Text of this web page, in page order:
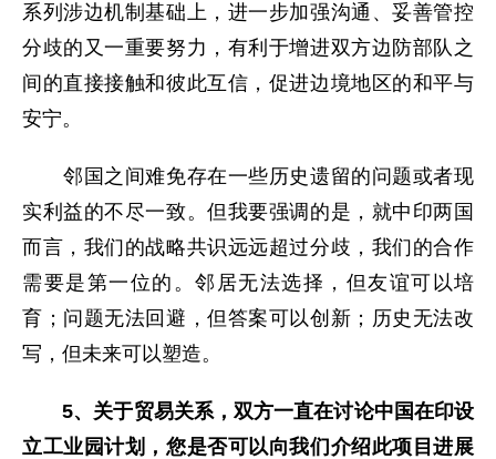
系列涉边机制基础上，进一步加强沟通、妥善管控
分歧的又一重要努力，有利于增进双方边防部队之
间的直接接触和彼此互信，促进边境地区的和平与
安宁。
邻国之间难免存在一些历史遗留的问题或者现
实利益的不尽一致。但我要强调的是，就中印两国
而言，我们的战略共识远远超过分歧，我们的合作
需要是第一位的。邻居无法选择，但友谊可以培
育；问题无法回避，但答案可以创新；历史无法改
写，但未来可以塑造。
5、关于贸易关系，双方一直在讨论中国在印设
立工业园计划，您是否可以向我们介绍此项目进展